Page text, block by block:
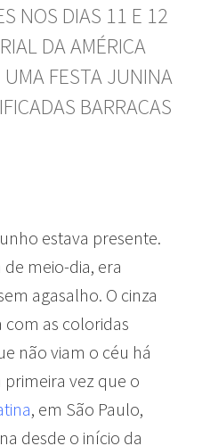
NOS DIAS 11 E 12
DA AMÉRICA
FESTA JUNINA
BARRACAS
estava presente.
meio-dia, era
agasalho. O cinza
as coloridas
não viam o céu há
primeira vez que o
, em São Paulo,
desde o início da